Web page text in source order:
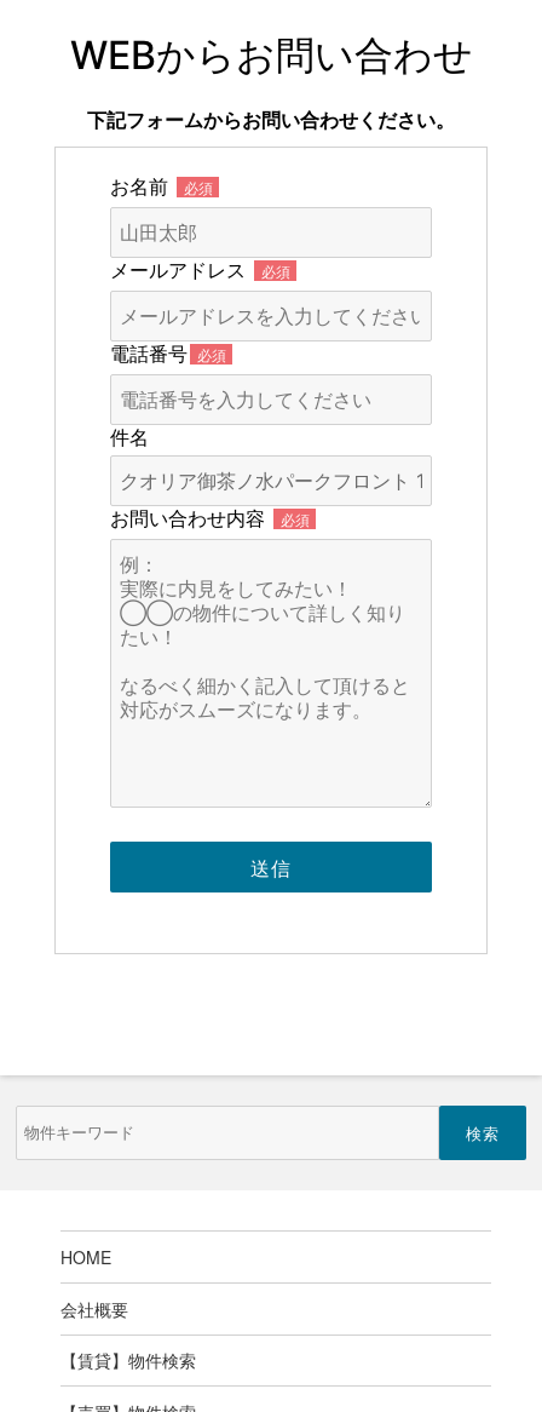
WEBからお問い合わせ
下記フォームからお問い合わせください。
お名前 必須
メールアドレス 必須
電話番号 必須
件名
お問い合わせ内容 必須
物
件
HOME
会社概要
【賃貸】物件検索